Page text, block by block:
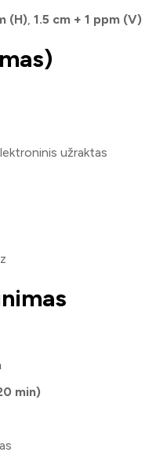
(H), 1.5 cm + 1 ppm (V)
užraktas
min)